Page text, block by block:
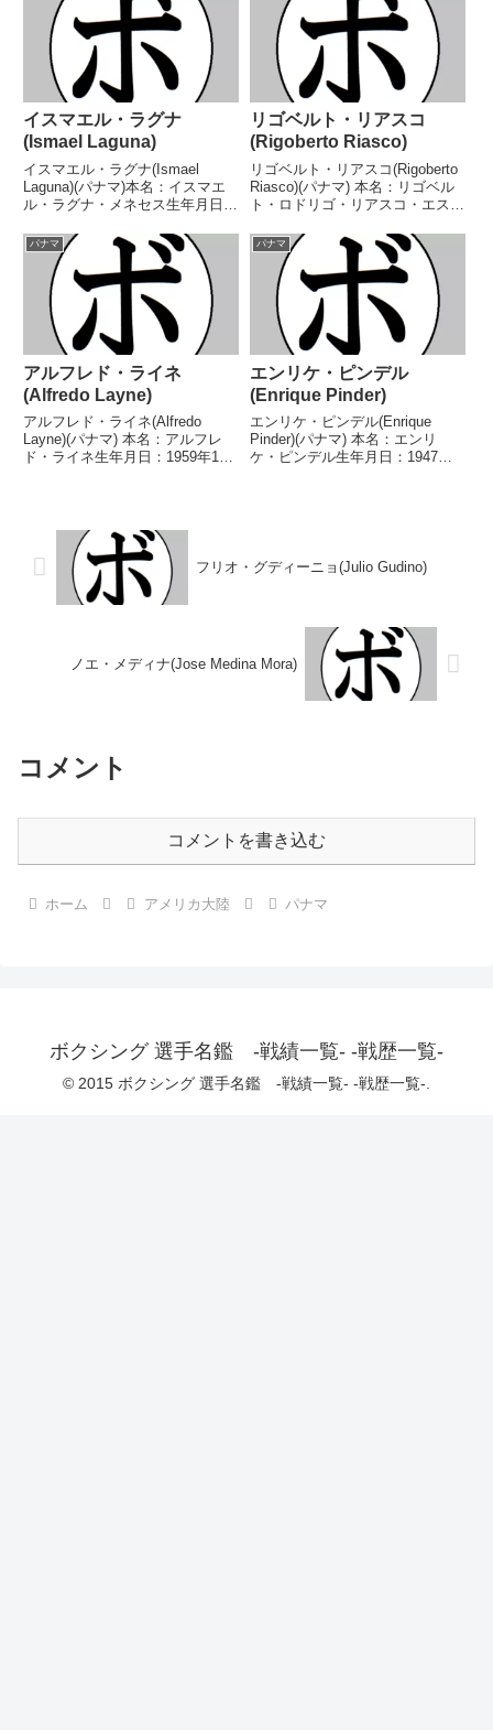
勝(29KO)11敗1分 【獲得タイト
ル】パナマライトフライ級王座...
ル】第9代WBA世界フェザー級王
座 【戦歴】1970/01/...
イスマエル・ラグナ
(Ismael Laguna)
イスマエル・ラグナ(Ismael
Laguna)(パナマ)本名：イスマエ
ル・ラグナ・メネセス生年月日：
績：75戦65勝(37KO)9敗1分【獲
得タイトル】パナマバンタム級王
座第2代WBA世界ライト級王座第
リゴベルト・リアスコ
(Rigoberto Riasco)
リゴベルト・リアスコ(Rigoberto
Riasco)(パナマ) 本名：リゴベル
ト・ロドリゴ・リアスコ・エスキ
籍：パナマ戦績：40戦26勝
(13KO)9敗4分1無効試合 【獲得
タイトル】パナマフェザー級...
パナマ
アルフレド・ライネ
(Alfredo Layne)
アルフレド・ライネ(Alfredo
Layne)(パナマ) 本名：アルフレ
ド・ライネ生年月日：1959年10
パーフェザー級王座 【戦歴】...
パナマ
エンリケ・ピンデル
(Enrique Pinder)
エンリケ・ピンデル(Enrique
Pinder)(パナマ) 本名：エンリ
ケ・ピンデル生年月日：1947年8
フリオ・グディーニョ(Julio Gudino)
ノエ・メディナ(Jose Medina Mora)
コメント
コメントを書き込む
ホーム アメリカ大陸 パナマ
ボクシング 選手名鑑 -戦績一覧- -戦歴一覧-
© 2015 ボクシング 選手名鑑 -戦績一覧- -戦歴一覧-.